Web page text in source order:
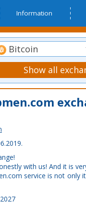
Information
Bitcoin
Show all
with us! And it is
service is not